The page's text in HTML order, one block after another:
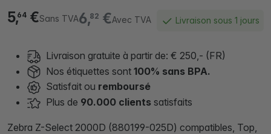
6,82 €Avec TVA
5,64 €Sans TVA Livraison sous 1 jours
Livraison gratuite à partir de: € 250,- (FR)
Nos étiquettes sont 100% sans BPA.
Satisfait ou remboursé
Plus de 90.000 clients satisfaits
Zebra Z-Select 2000D (880199-025D) compatibles, Top,